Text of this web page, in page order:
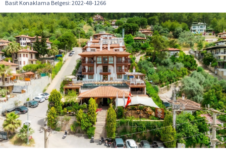
Basit Konaklama Belgesi:2022-48-1266